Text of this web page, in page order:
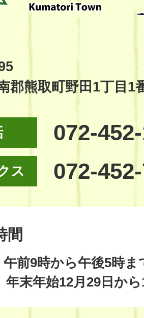
郡熊取町野田1丁目1
072-
ス 072-
間
午前9時から午後5時ま
年末年始12月29日か